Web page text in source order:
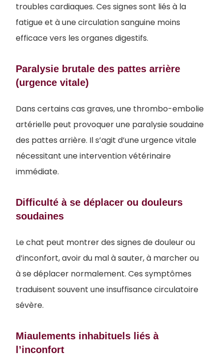
troubles cardiaques. Ces signes sont liés à la
fatigue et à une circulation sanguine moins
efficace vers les organes digestifs.
Paralysie brutale des pattes arrière
(urgence vitale)
Dans certains cas graves, une thrombo-embolie
artérielle peut provoquer une paralysie soudaine
des pattes arrière. Il s’agit d’une urgence vitale
nécessitant une intervention vétérinaire
immédiate.
Difficulté à se déplacer ou douleurs
soudaines
Le chat peut montrer des signes de douleur ou
d’inconfort, avoir du mal à sauter, à marcher ou
à se déplacer normalement. Ces symptômes
traduisent souvent une insuffisance circulatoire
sévère.
Miaulements inhabituels liés à
l’inconfort